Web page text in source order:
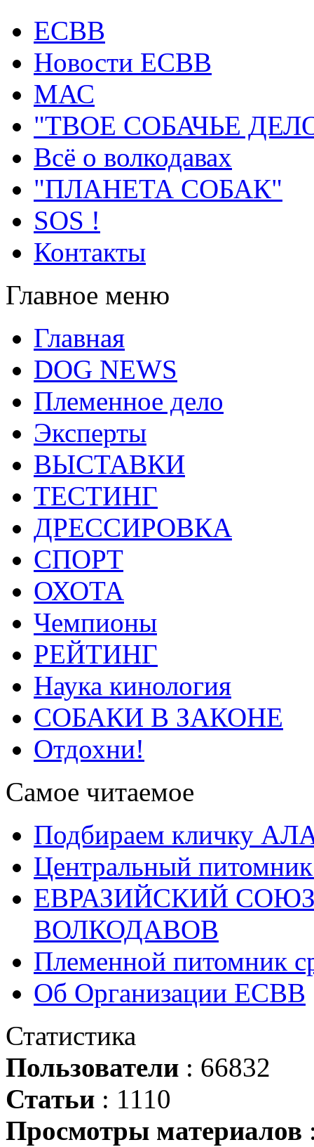
ECВB
Новости ЕСВВ
МАС
"ТВОЕ СОБАЧЬЕ
Всё о волкодавах
"ПЛАНЕТА СОБАК"
SOS !
Контакты
Главное меню
Главная
DOG NEWS
Племенное дело
Эксперты
ВЫСТАВКИ
ТЕСТИНГ
ДРЕССИРОВКА
СПОРТ
ОХОТА
Чемпионы
РЕЙТИНГ
Наука кинология
СОБАКИ В ЗАКОНЕ
Отдохни!
Самое читаемое
Подбираем кличку
Центральный
ЕВРАЗИЙСКИЙ
ВОЛКОДАВОВ
Племенной питомник
Об Организации ЕСВВ
Статистика
Пользователи : 66832
Статьи : 1110
Просмотры материалов